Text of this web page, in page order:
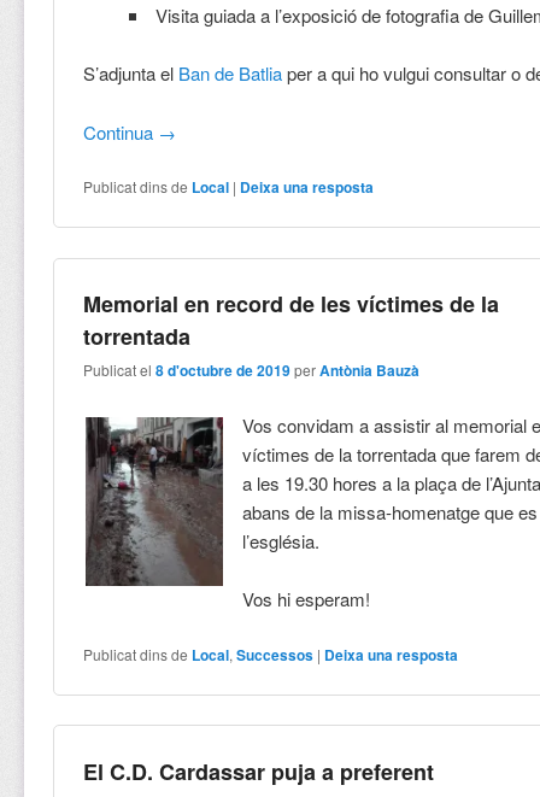
Visita guiada a l’exposició de fotografia de
S’adjunta el Ban de Batliaper a qui ho vulgui consultar o
Continua →
Publicat dins de Local | Deixa una resposta
Memorial en record de les víctimes de la
torrentada
Publicat el8 d'octubre de 2019 perAntònia Bauzà
Vos convidam a assistir al memorial
víctimes de la torrentada que farem
a les 19.30 hores a la plaça de
abans de la missa-homenatge que
l’església.
Vos hi esperam!
Publicat dins de Local,Successos | Deixa una resposta
El C.D. Cardassar puja a preferent